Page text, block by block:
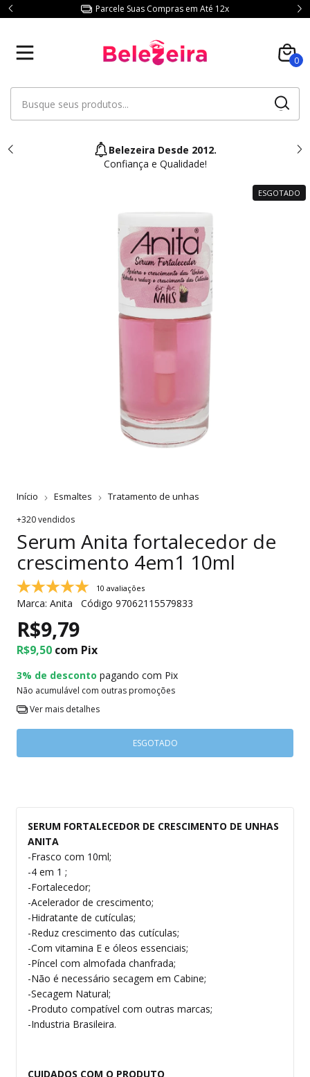
Parcele Suas Compras em Até 12x
0
Belezeira Desde 2012.
Confiança e Qualidade!
ESGOTADO
Início Esmaltes Tratamento de unhas
+320 vendidos
Serum Anita fortalecedor de
crescimento 4em1 10ml
10 avaliações
Marca: Anita Código 97062115579833
R$9,79
R$9,50 com Pix
3% de desconto pagando com Pix
Não acumulável com outras promoções
Ver mais detalhes
SERUM FORTALECEDOR DE CRESCIMENTO DE UNHAS
ANITA
-Frasco com 10ml;
-4 em 1 ;
-Fortalecedor;
-Acelerador de crescimento;
-Hidratante de cutículas;
-Reduz crescimento das cutículas;
-Com vitamina E e óleos essenciais;
-Píncel com almofada chanfrada;
-Não é necessário secagem em Cabine;
-Secagem Natural;
-Produto compatível com outras marcas;
-Industria Brasileira.
CUIDADOS COM O PRODUTO